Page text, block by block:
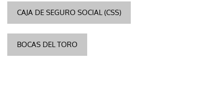
CAJA DE SEGURO SOCIAL (CSS)
BOCAS DEL TORO